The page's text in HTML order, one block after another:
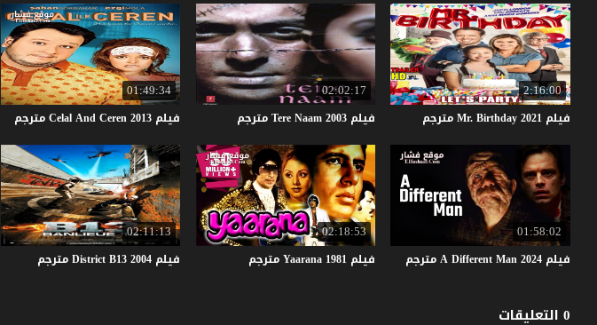
2:16:00
فيلم Mr.Birthday2021 مترجم
02:02:17
فيلم TereNaam2003 مترجم
01:49:34
فيلم Celal And Ceren 2013 مترجم
01:58:02
فيلم ADifferentMan2024 مترجم
02:18:53
فيلم Yaarana 1981 مترجم
02:11:13
فيلم District B13 2004 مترجم
0 التعليقات